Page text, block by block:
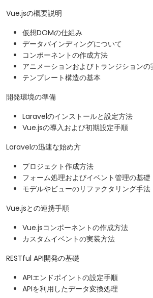
Vue.jsの概要説明
仮想DOMの仕組み
データバインディングについて
コンポーネントの作成方法
アニメーションおよびトランジションの
テンプレート構造の基本
開発環境の準備
Laravelのインストールと設定方法
Vue.jsの導入および初期設定手順
Laravelの迅速な始め方
プロジェクト作成方法
フォーム処理およびイベント管理の基礎
モデルやビューのリファクタリング手法
Vue.jsとの連携手順
Vue.jsコンポーネントの作成方法
カスタムイベントの実装方法
RESTful API開発の基礎
APIエンドポイントの設定手順
APIを利用したデータ変換処理